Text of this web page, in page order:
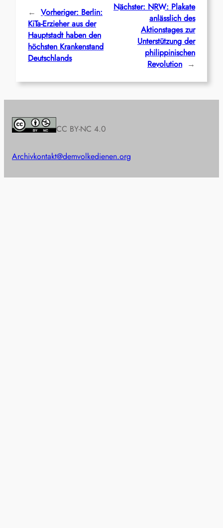
← Vorheriger: Berlin:
KiTa-Erzieher aus der
Hauptstadt haben den
höchsten Krankenstand
Deutschlands
Nächster: NRW: Plakate
anlässlich des
Aktionstages zur
Unterstützung der
philippinischen
Revolution →
CC BY-NC 4.0
Archivkontakt@demvolkedienen.org